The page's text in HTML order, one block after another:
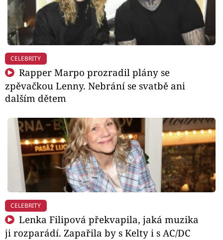
CELEBRITY
Rapper Marpo prozradil plány se
zpěvačkou Lenny. Nebrání se svatbě ani
dalším dětem
CELEBRITY
Lenka Filipová překvapila, jaká muzika
ji rozparádí. Zapařila by s Kelty i s AC/DC